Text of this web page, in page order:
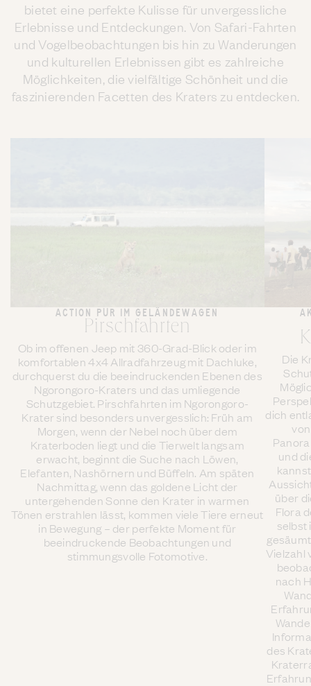
bietet eine perfekte Kulisse für unvergessliche
Erlebnisse und Entdeckungen. Von Safari-Fahrten
und Vogelbeobachtungen bis hin zu Wanderungen
und kulturellen Erlebnissen gibt es zahlreiche
Möglichkeiten, die vielfältige Schönheit und die
faszinierenden Facetten des Kraters zu entdecken.
ACTION PUR IM GELÄNDEWAGEN
Pirschfahrten
Ob im offenen Jeep mit 360-Grad-Blick oder im
komfortablen 4x4 Allradfahrzeug mit Dachluke,
durchquerst du die beeindruckenden Ebenen des
Ngorongoro-Kraters und das umliegende
Schutzgebiet. Pirschfahrten im Ngorongoro-
Krater sind besonders unvergesslich: Früh am
Morgen, wenn der Nebel noch über dem
Kraterboden liegt und die Tierwelt langsam
erwacht, beginnt die Suche nach Löwen,
Elefanten, Nashörnern und Büffeln. Am späten
Nachmittag, wenn das goldene Licht der
untergehenden Sonne den Krater in warmen
Tönen erstrahlen lässt, kommen viele Tiere erneut
in Bewegung – der perfekte Moment für
beeindruckende Beobachtungen und
stimmungsvolle Fotomotive.
Die
dich
und
über
Flora
selbst
Vielzahl
nach
des